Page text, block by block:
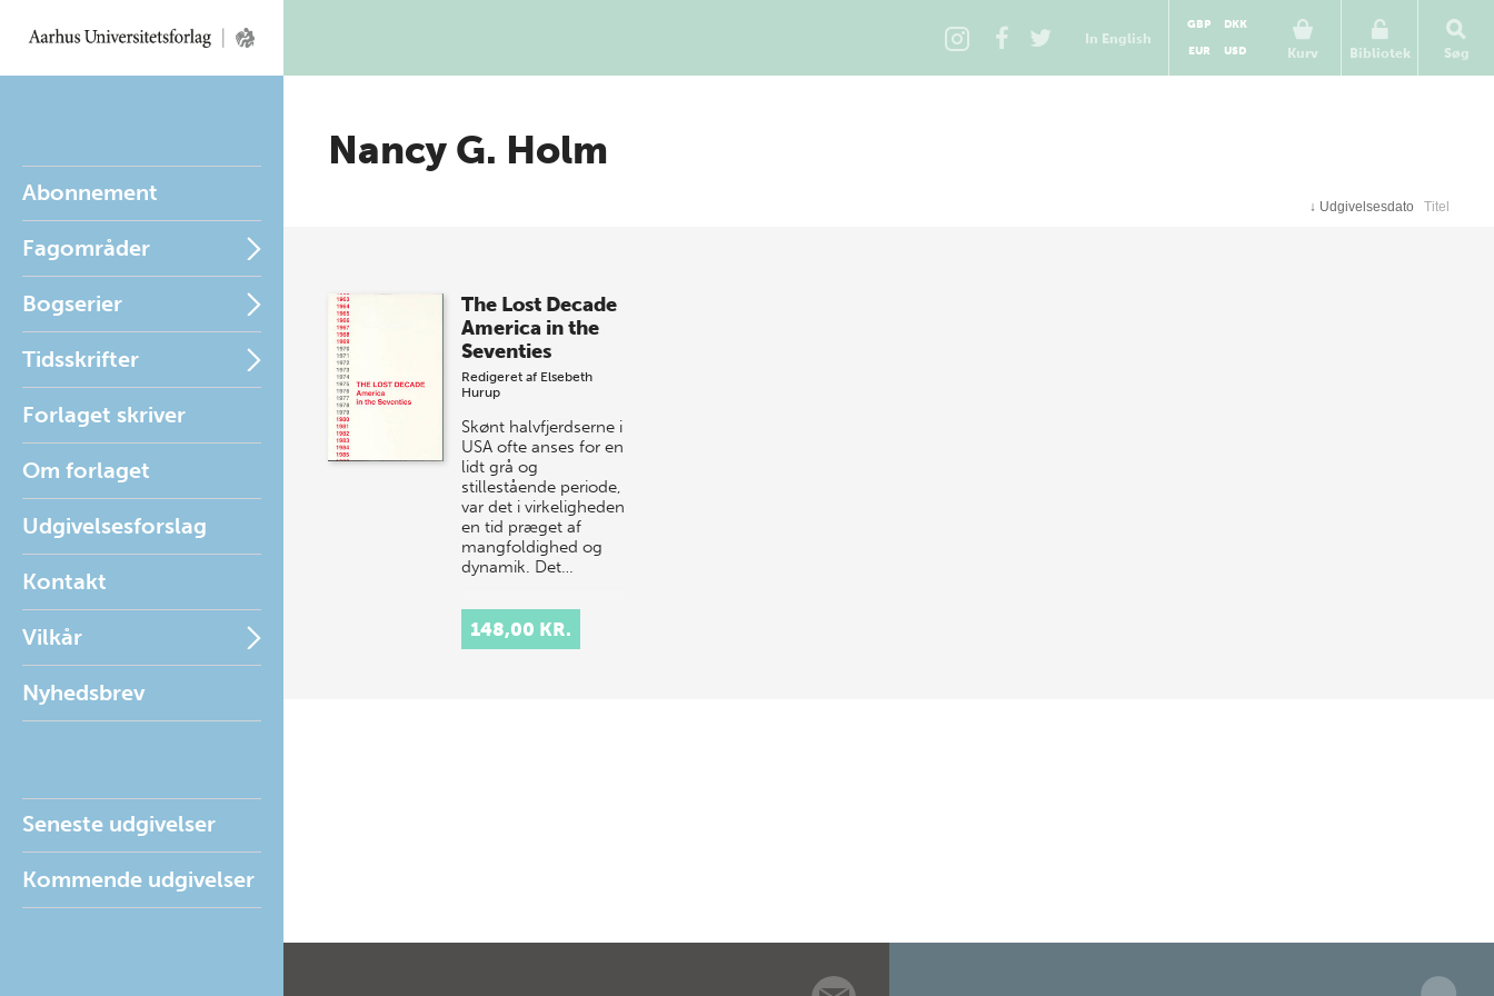
In English
Kurv
GBP
DKK
EUR
USD Bibliotek Søg
Abonnement
Fagområder
Bogserier
Tidsskrifter
Forlaget skriver
Om forlaget
Udgivelsesforslag
Kontakt
Vilkår
Nyhedsbrev
Seneste udgivelser
Kommende udgivelser
Nancy G. Holm
↓ Udgivelsesdato Titel
The Lost Decade
America in the
Seventies
Redigeret af Elsebeth
Hurup
Skønt halvfjerdserne i
USA ofte anses for en
lidt grå og
stillestående periode,
var det i virkeligheden
en tid præget af
mangfoldighed og
dynamik. Det…
148,00 KR.